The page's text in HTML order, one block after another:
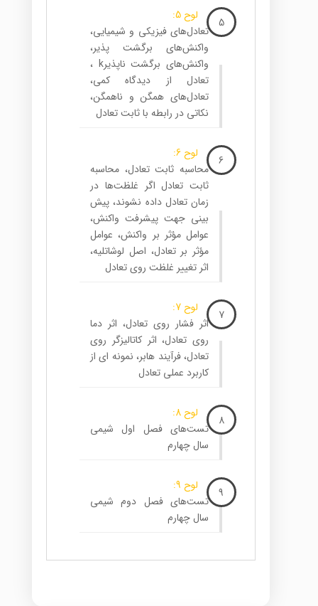
5
لوح 5:
تعادل‌های فیزیکی و شیمیایی،
واکنش‌های برگشت پذیر،
واکنش‌های برگشت ناپذیرk ،
تعادل از دیدگاه کمی،
تعادل‌های همگن و ناهمگن،
نکاتی در رابطه با ثابت تعادل
6
لوح 6:
محاسبه ثابت تعادل، محاسبه
ثابت تعادل اگر غلظت‌ها در
زمان تعادل داده نشوند، پیش
بینی جهت پیشرفت واکنش،
عوامل مؤثر بر واکنش، عوامل
مؤثر بر تعادل، اصل لوشاتلیه،
اثر تغییر غلظت روی تعادل
7
لوح 7:
اثر فشار روی تعادل، اثر دما
روی تعادل، اثر کاتالیزگر روی
تعادل، فرآیند هابر، نمونه ای از
کاربرد عملی تعادل
8
لوح 8:
تست‌های فصل اول شیمی
سال چهارم
9
لوح 9:
تست‌های فصل دوم شیمی
سال چهارم